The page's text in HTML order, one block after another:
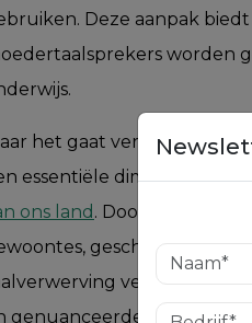
Deze aanpak
worden
het gaat verder dan
essentiële dimensie:de
ons land . Door in het
geschiedenis,
verrijkt met
genuanceerder kan